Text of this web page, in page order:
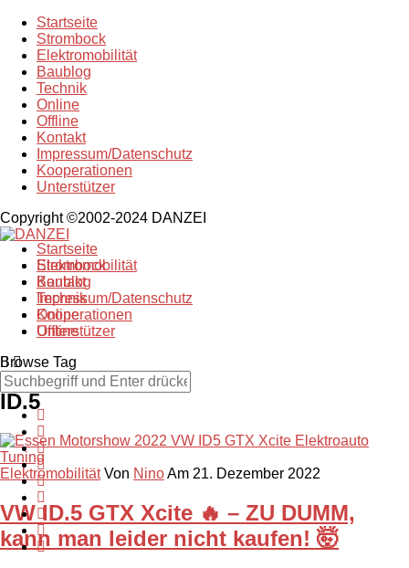
Startseite
Strombock
Elektromobilität
Baublog
Technik
Online
Offline
Kontakt
Impressum/Datenschutz
Kooperationen
Unterstützer
Copyright ©2002-2024 DANZEI
Startseite
Strombock
Kontakt
Impressum/Datenschutz
Kooperationen
Unterstützer
Elektromobilität
Baublog
Technik
Online
Offline
Browse Tag
ID.5
Elektromobilität Von NinoAm 21. Dezember 2022
VW ID.5 GTX Xcite 🔥 – ZU DUMM,
kann man leider nicht kaufen! 🤯